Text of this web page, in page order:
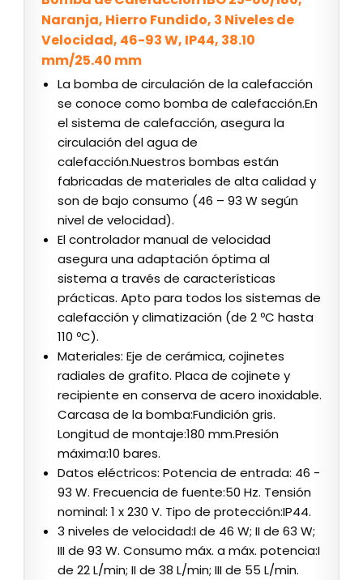
Naranja, Hierro Fundido, 3 Niveles de
Velocidad, 46-93 W, IP44, 38.10
mm/25.40 mm
La bomba de circulación de la calefacción
se conoce como bomba de calefacción.En
el sistema de calefacción, asegura la
circulación del agua de
calefacción.Nuestros bombas están
fabricadas de materiales de alta calidad y
son de bajo consumo (46 – 93 W según
nivel de velocidad).
El controlador manual de velocidad
asegura una adaptación óptima al
sistema a través de características
prácticas. Apto para todos los sistemas de
calefacción y climatización (de 2 ºC hasta
110 ºC).
Materiales: Eje de cerámica, cojinetes
radiales de grafito. Placa de cojinete y
recipiente en conserva de acero inoxidable.
Carcasa de la bomba:Fundición gris.
Longitud de montaje:180 mm.Presión
máxima:10 bares.
Datos eléctricos: Potencia de entrada: 46 -
93 W. Frecuencia de fuente:50 Hz. Tensión
nominal: 1 x 230 V. Tipo de protección:IP44.
3 niveles de velocidad:I de 46 W; II de 63 W;
III de 93 W. Consumo máx. a máx. potencia:I
de 22 L/min; II de 38 L/min; III de 55 L/min.